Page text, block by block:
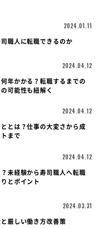
2024.01.11
職人に転職できるのか
2024.04.12
年かかる？転職するまでの
可能性も紐解く
2024.04.12
とは？仕事の大変さから成
まで
2024.04.12
未経験から寿司職人へ転職
とポイント
2024.03.31
厳しい働き方改善策